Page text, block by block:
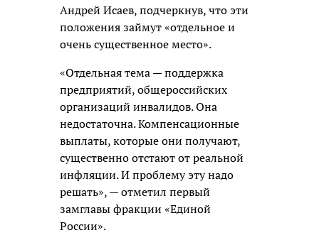
Андрей Исаев, подчеркнув, что эти
положения займут «отдельное и
очень существенное место».
«Отдельная тема — поддержка
предприятий, общероссийских
организаций инвалидов. Она
недостаточна. Компенсационные
выплаты, которые они получают,
существенно отстают от реальной
инфляции. И проблему эту надо
решать», — отметил первый
замглавы фракции «Единой
России».